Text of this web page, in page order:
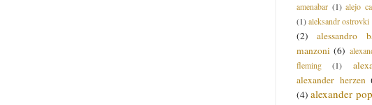
amenabar (1) alejo
(1) aleksandr ostrovki
(2)
alessandro
manzoni (6)
fleming
(1)
alexander herzen
(4) alexander